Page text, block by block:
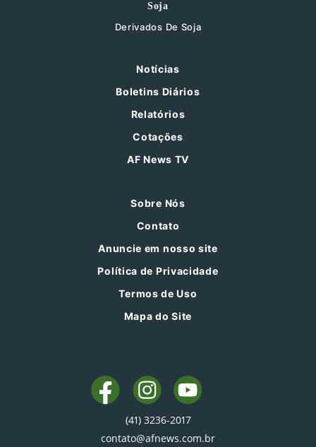
Soja
Derivados De Soja
Notícias
Boletins Diários
Relatórios
Cotações
AF News TV
Sobre Nós
Contato
Anuncie em nosso site
Política de Privacidade
Termos de Uso
Mapa do Site
(41) 3236-2017
contato@afnews.com.br